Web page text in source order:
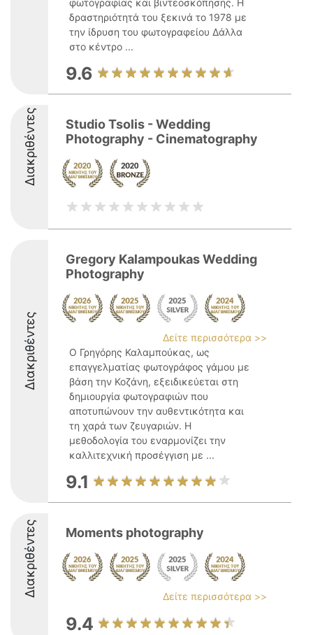
φωτογραφίας και βιντεοσκόπησης. Η
δραστηριότητά του ξεκινά το 1978 με
την ίδρυση του φωτογραφείου Δάλλα
στο κέντρο ...
9.6
Διακριθέντες
Studio Tsolis - Wedding
Photography - Cinematography
Διακριθέντες
Gregory Kalampoukas Wedding
Photography
Δείτε περισσότερα >>
Ο Γρηγόρης Καλαμπούκας, ως
επαγγελματίας φωτογράφος γάμου με
βάση την Κοζάνη, εξειδικεύεται στη
δημιουργία φωτογραφιών που
αποτυπώνουν την αυθεντικότητα και
τη χαρά των ζευγαριών. Η
μεθοδολογία του εναρμονίζει την
καλλιτεχνική προσέγγιση με ...
9.1
Διακριθέντες Moments photography
Δείτε περισσότερα >>
9.4